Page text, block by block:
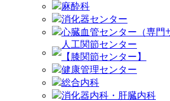
麻酔科
消化器センター
心臓血管センター（専門
人工関節センター
【膝関節センター】
健康管理センター
総合内科
消化器内科・肝臓内科